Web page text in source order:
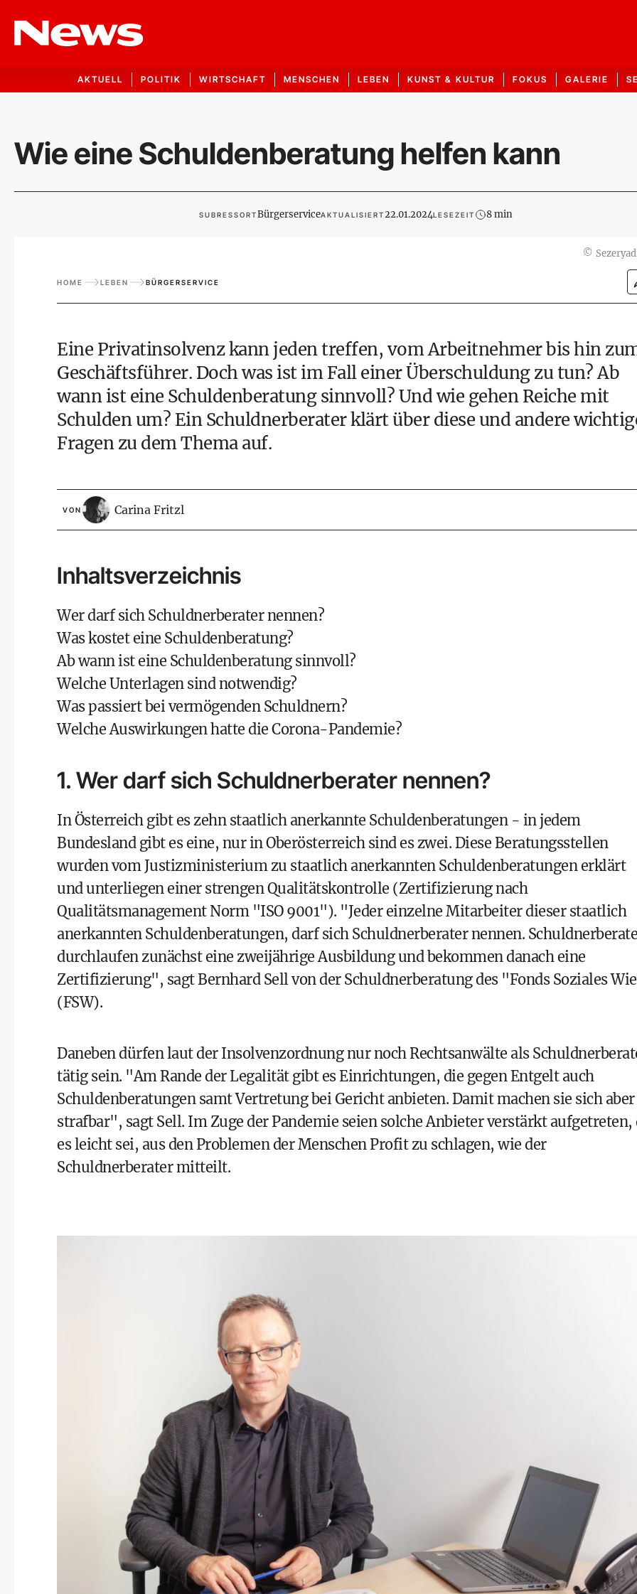
AKTUELL POLITIK WIRTSCHAFT MENSCHEN LEBEN KUNST & KULTUR FOKUS GALERIE
Wie eine Schuldenberatung helfen kann
SUBRESSORTBürgerserviceAKTUALISIERT22.01.2024LESEZEIT 8 min
©
HOME LEBEN BÜRGERSERVICE
Eine Privatinsolvenzkann jeden treffen, vom Arbeitnehmer bis hin
Geschäftsführer. Doch was ist im Fall einerÜberschuldungzu tun? Ab
wann ist eine Schuldenberatung sinnvoll? Und wie gehen Reiche mit
Schulden um? Ein Schuldnerberater klärt über diese und andere
Fragen zu dem Thema auf.
VON Carina Fritzl
Inhaltsverzeichnis
Wer darf sich Schuldnerberater nennen?
Was kostet eine Schuldenberatung?
Ab wann ist eine Schuldenberatung sinnvoll?
Welche Unterlagen sind notwendig?
Was passiert bei vermögenden Schuldnern?
Welche Auswirkungen hatte die Corona-Pandemie?
1. Wer darf sich Schuldnerberater nennen?
In Österreich gibt es zehn staatlich anerkannte Schuldenberatungen - in jedem
Bundesland gibt es eine, nur in Oberösterreich sind es zwei. Diese Beratungsstellen
wurden vom Justizministerium zu staatlich anerkannten Schuldenberatungen erklärt
und unterliegen einer strengen Qualitätskontrolle (Zertifizierung nach
Qualitätsmanagement Norm "ISO 9001"). "Jeder einzelne Mitarbeiter dieser staatlich
anerkannten Schuldenberatungen, darf sich Schuldnerberater nennen.
durchlaufen zunächst eine zweijährige Ausbildung und bekommen danach eine
Zertifizierung", sagt Bernhard Sell von der Schuldnerberatung des "Fonds Soziales
(FSW).
Daneben dürfen laut der Insolvenzordnung nur noch Rechtsanwälte als
tätig sein. "Am Rande der Legalität gibt es Einrichtungen, die gegen Entgelt auch
Schuldenberatungen samt Vertretung bei Gericht anbieten. Damit machen sie sich aber
strafbar", sagt Sell. Im Zuge der Pandemie seien solche Anbieter verstärkt aufgetreten,
es leicht sei, aus den Problemen der Menschen Profit zu schlagen, wie der
Schuldnerberater mitteilt.